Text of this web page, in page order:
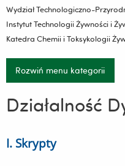
Wydział Technologiczno-
Instytut Technologii Żywności i
Katedra Chemii i Toksykologii
Rozwiń menu kategorii
Działalność
I. Skrypty